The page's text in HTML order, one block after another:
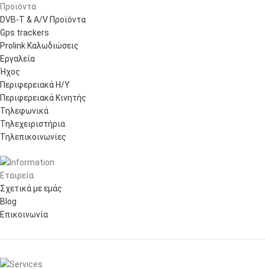
Προϊόντα
DVB-T & A/V Προϊόντα
Gps trackers
Prolink Καλωδιώσεις
Εργαλεία
Ήχος
Περιφερειακά Η/Υ
Περιφερειακά Κινητής
Τηλεφωνικά
Τηλεχειριστήρια
Τηλεπικοινωνίες
Εταιρεία
Σχετικά με εμάς
Blog
Επικοινωνία